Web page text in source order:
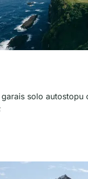
solo autostopu